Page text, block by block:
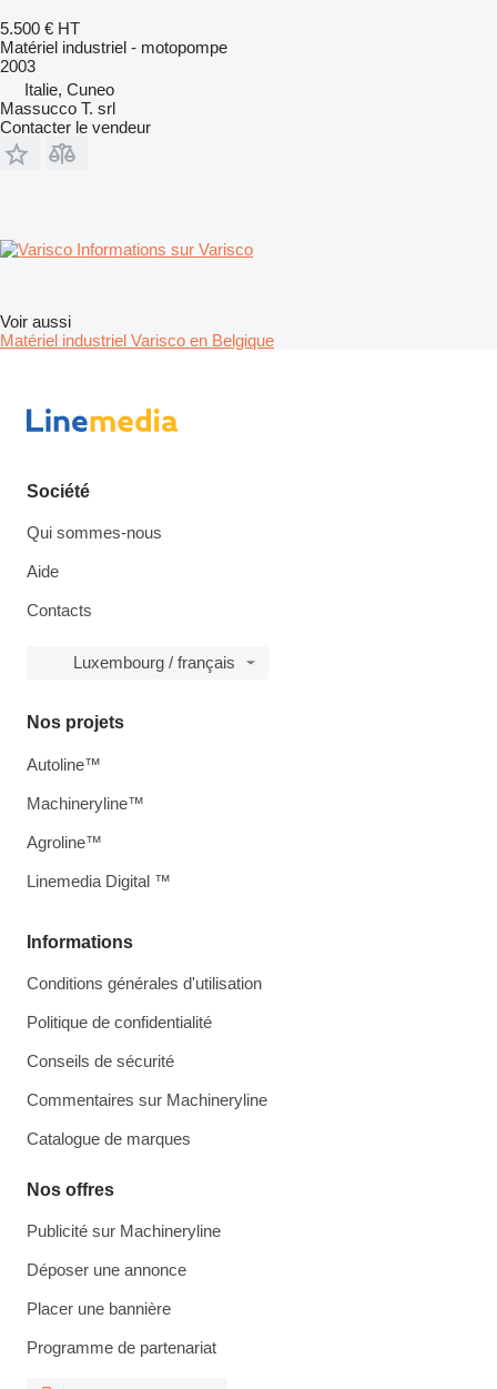
5.500 € HT
Matériel industriel - motopompe
2003
Italie, Cuneo
Massucco T. srl
Contacter le vendeur
Informations sur Varisco
Voir aussi
Matériel industriel Varisco en Belgique
Société
Qui sommes-nous
Aide
Contacts
Luxembourg / français
Informations
Conditions générales d'utilisation
Politique de confidentialité
Conseils de sécurité
Commentaires sur Machineryline
Catalogue de marques
Nos offres
Publicité sur Machineryline
Déposer une annonce
Placer une bannière
Programme de partenariat
Nos projets
Autoline™
Machineryline™
Agroline™
Linemedia Digital ™